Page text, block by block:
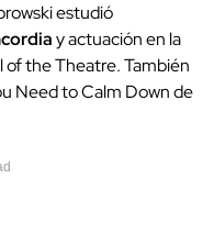
estudió
y actuación en la
of the Theatre. También
Need to Calm Down de